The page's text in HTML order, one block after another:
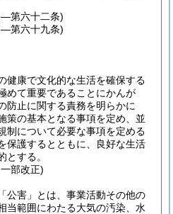
第六十二条)
第六十九条)
健康で文化的な生活を確保する
めて重要であることにかんが
防止に関する責務を明らかに
策の基本となる事項を定め、並
制について必要な事項を定める
保護するとともに、良好な生活
とする。
部改正)
公害」とは、事業活動その他の
当範囲にわたる大気の汚染、水